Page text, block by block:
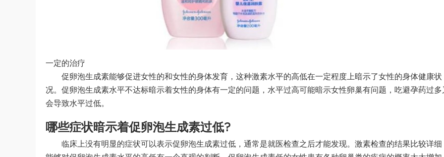
一定的治疗
促卵泡生成素能够促进女性的和女性的身体发育，这种激素水平的高低在一定程度上暗示了女性的身体健康状
况。促卵泡生成素水平不达标暗示着女性的身体有一定的问题，水平过高可能暗示女性卵巢有问题，吃避孕药过多
会导致水平过低。
哪些症状暗示着促卵泡生成素过低?
临床上没有明显的症状可以表示促卵泡生成素过低，通常是就医检查之后才能发现。激素检查的结果比较详细